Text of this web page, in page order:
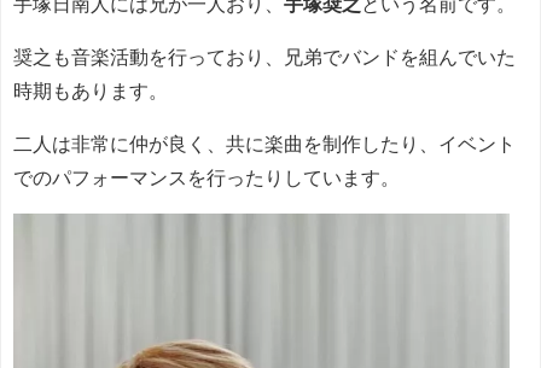
奨之も音楽活動を行っており、兄弟でバンドを組んでいた
時期もあります。
二人は非常に仲が良く、共に楽曲を制作したり、イベント
でのパフォーマンスを行ったりしています。